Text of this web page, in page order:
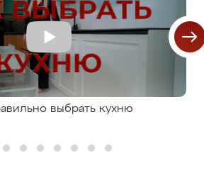
выбрать кухню